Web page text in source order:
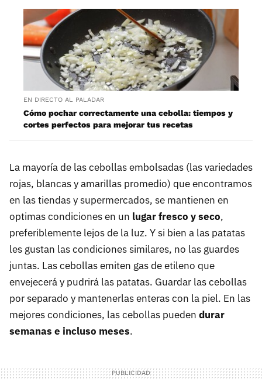
EN DIRECTO AL PALADAR
Cómo pochar correctamente una cebolla: tiempos y
cortes perfectos para mejorar tus recetas
La mayoría de las cebollas embolsadas (las variedades
rojas, blancas y amarillas promedio) que encontramos
en las tiendas y supermercados, se mantienen en
optimas condiciones en un lugar fresco y seco,
preferiblemente lejos de la luz. Y si bien a las patatas
les gustan las condiciones similares, no las guardes
juntas. Las cebollas emiten gas de etileno que
envejecerá y pudrirá las patatas. Guardar las cebollas
por separado y mantenerlas enteras con la piel. En las
mejores condiciones, las cebollas pueden durar
semanas e incluso meses.